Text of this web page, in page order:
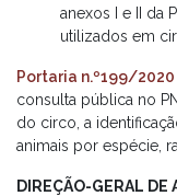
anexos I e II da
utilizados em
Portaria n.º199/2020
consulta pública no
do circo, a
animais por espécie,
DIREÇÃO-GERAL DE